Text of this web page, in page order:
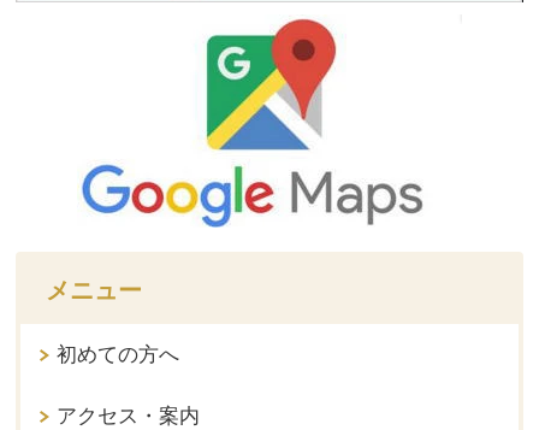
メニュー
初めての方へ
アクセス・案内